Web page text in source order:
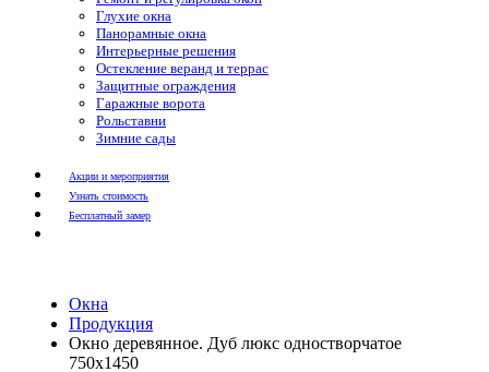
Глухие окна
Панорамные окна
Интерьерные решения
Остекление веранд и террас
Защитные ограждения
Гаражные ворота
Рольставни
Зимние сады
Акции и мероприятия
Узнать стоимость
Бесплатный замер
Окна
Продукция
Окно деревянное. Дуб люкс одностворчатое
750x1450